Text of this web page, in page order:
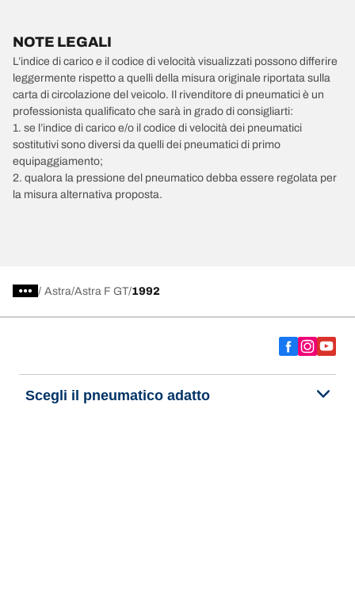
NOTE LEGALI
L’indice di carico e il codice di velocità visualizzati possono differire
leggermente rispetto a quelli della misura originale riportata sulla
carta di circolazione del veicolo. Il rivenditore di pneumatici è un
professionista qualificato che sarà in grado di consigliarti:
1. se l’indice di carico e/o il codice di velocità dei pneumatici
sostitutivi sono diversi da quelli dei pneumatici di primo
equipaggiamento;
2. qualora la pressione del pneumatico debba essere regolata per
la misura alternativa proposta.
/ Astra Astra F GT 1992
Scegli il pneumatico adatto